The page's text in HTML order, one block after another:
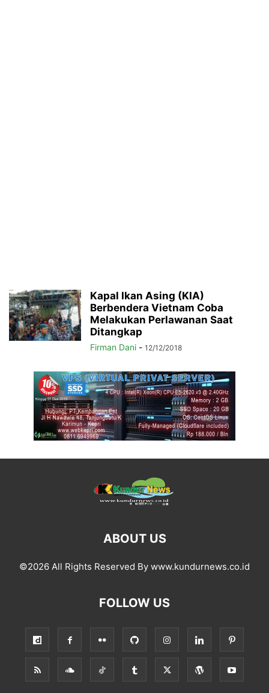
Kapal Ikan Asing (KIA)
Berbendera Vietnam Coba
Melakukan Perlawanan Saat
Ditangkap
Firman Dani - 12/12/2018
ABOUT US
©2026 All Rights Reserved By www.kundurnews.co.id
FOLLOW US